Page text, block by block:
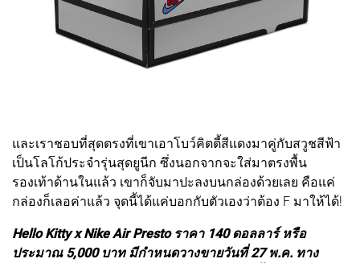
และเราชอบที่สุดตรงที่เขาเอาโบว์คิตตี้สีแดงมาคู่กับสวูชสีฟ้า
เป็นโลโก้ประจำรุ่นสุดยูนีก ซึ่งนอกจากจะใส่มาตรงพื้น
รองเท้าด้านในแล้ว เขาก็จับมาปะลงบนกล่องด้วยเลย คือแค่
กล่องก็เลอค่าแล้ว จุดนี้ได้แค่บอกกับตัวเองว่าต้อง F มาให้ได้!
Hello Kitty x Nike Air Presto ราคา 140 ดอลลาร์ หรือ
ประมาณ 5,000 บาท มีกำหนดวางขายวันที่ 27 พ.ค. ทาง